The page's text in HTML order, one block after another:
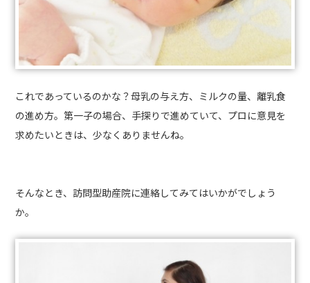
これであっているのかな？母乳の与え方、ミルクの量、離乳食
の進め方。第一子の場合、手探りで進めていて、プロに意見を
求めたいときは、少なくありませんね。
そんなとき、訪問型助産院に連絡してみてはいかがでしょう
か。